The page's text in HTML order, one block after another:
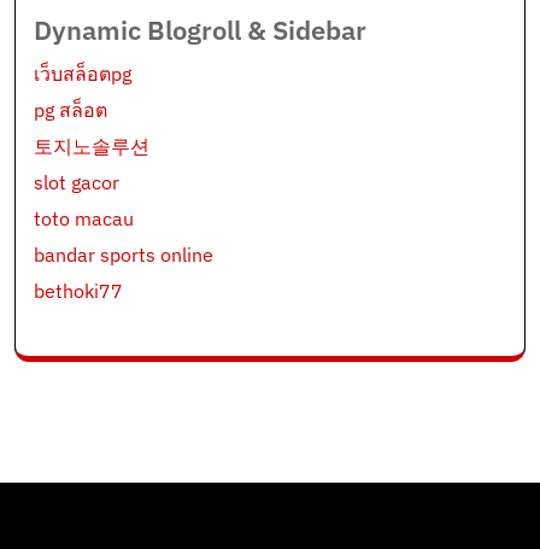
Dynamic Blogroll & Sidebar
เว็บสล็อตpg
pg สล็อต
토지노솔루션
slot gacor
toto macau
bandar sports online
bethoki77